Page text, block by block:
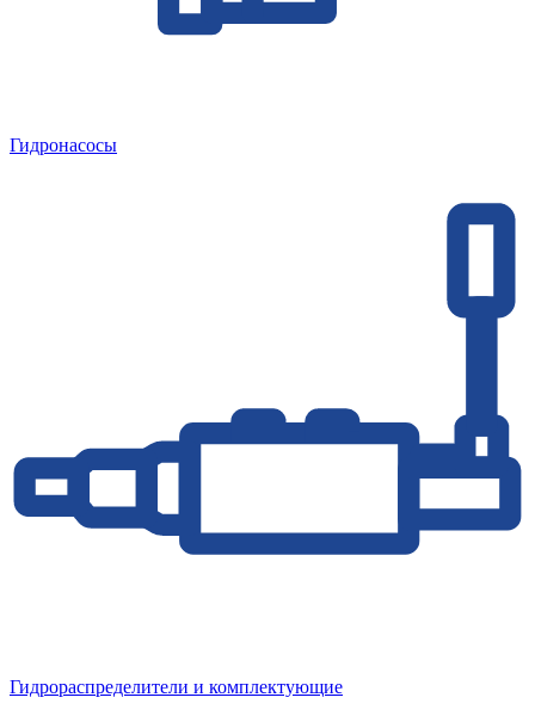
Гидронасосы
Гидрораспределители и комплектующие